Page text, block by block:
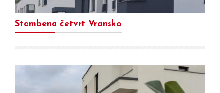
Stambena četvrt Vransko